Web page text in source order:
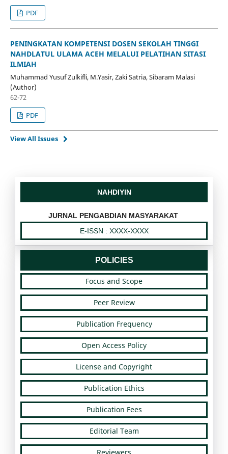
PDF
PENINGKATAN KOMPETENSI DOSEN SEKOLAH TINGGI
NAHDLATUL ULAMA ACEH MELALUI PELATIHAN SITASI
ILMIAH
Muhammad Yusuf Zulkifli, M.Yasir, Zaki Satria, Sibaram Malasi
(Author)
62-72
PDF
View All Issues
NAHDIYIN
JURNAL PENGABDIAN MASYARAKAT
E-ISSN : XXXX-XXXX
POLICIES
Focus and Scope
Peer Review
Publication Frequency
Open Access Policy
License and Copyright
Publication Ethics
Publication Fees
Editorial Team
Reviewers